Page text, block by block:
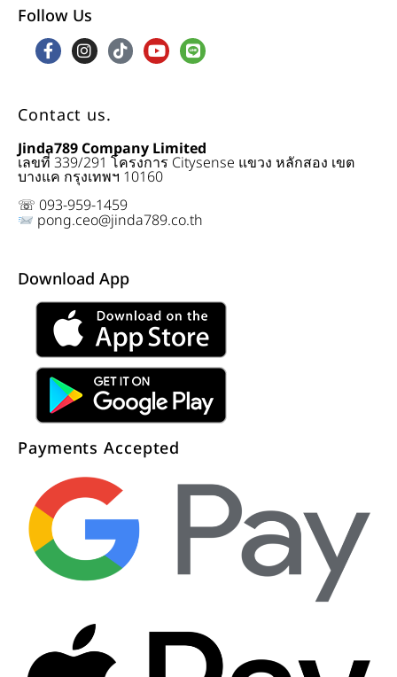
Follow Us
Contact us.
Jinda789 Company Limited
เลขที่ 339/291 โครงการ Citysense แขวง หลักสอง เขต
บางแค กรุงเทพฯ 10160
☏ 093-959-1459
pong.ceo@jinda789.co.th
Download App
Payments Accepted